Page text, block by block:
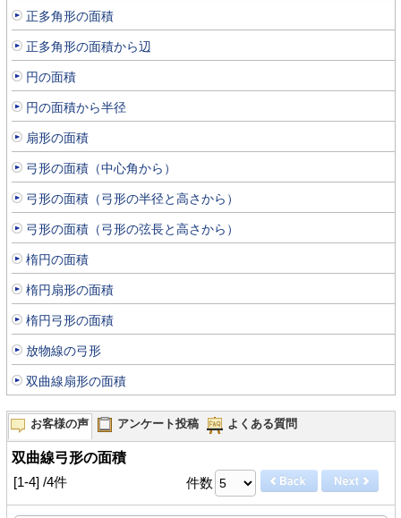
正多角形の面積
正多角形の面積から辺
円の面積
円の面積から半径
扇形の面積
弓形の面積（中心角から）
弓形の面積（弓形の半径と高さから）
弓形の面積（弓形の弦長と高さから）
楕円の面積
楕円扇形の面積
楕円弓形の面積
放物線の弓形
双曲線扇形の面積
お客様の声 アンケート投稿 よくある質問
双曲線弓形の面積
[1-4] /4件 件数